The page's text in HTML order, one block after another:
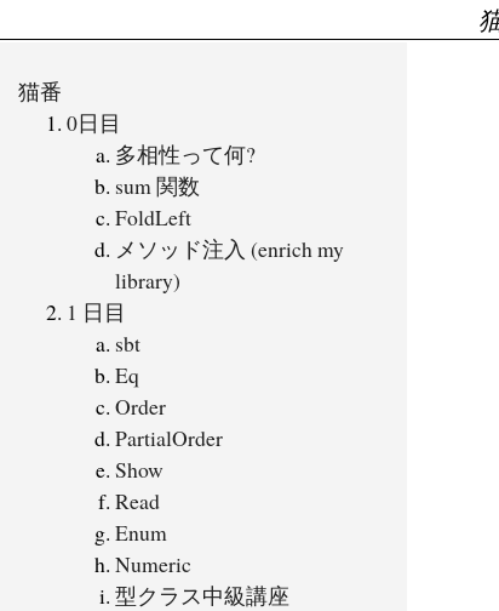
猫番
0日目
多相性って何?
sum 関数
FoldLeft
メソッド注入 (enrich my
library)
1 日目
sbt
Eq
Order
PartialOrder
Show
Read
Enum
Numeric
型クラス中級講座